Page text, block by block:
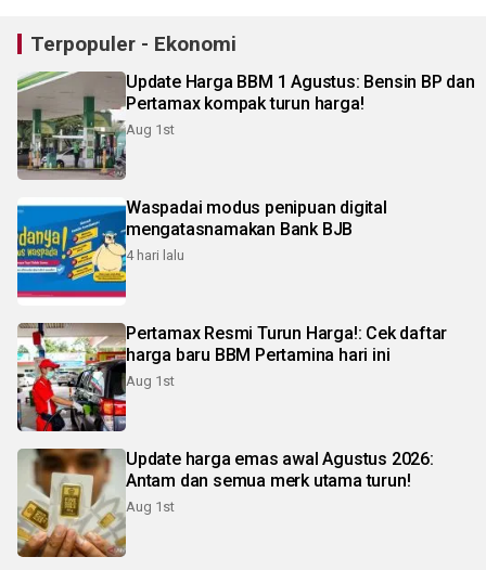
Terpopuler - Ekonomi
Update Harga BBM 1 Agustus: Bensin BP dan
Pertamax kompak turun harga!
Aug 1st
Waspadai modus penipuan digital
mengatasnamakan Bank BJB
4 hari lalu
Pertamax Resmi Turun Harga!: Cek daftar
harga baru BBM Pertamina hari ini
Aug 1st
Update harga emas awal Agustus 2026:
Antam dan semua merk utama turun!
Aug 1st